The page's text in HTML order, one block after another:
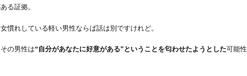
る証拠。
慣れしている軽い男性ならば話は別ですけれど。
の男性は“自分があなたに好意がある”ということを匂わせたようとした可能性